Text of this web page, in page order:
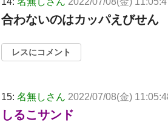
合わないのはカッパえびせん
レスにコメント
15: 名無しさん 2022/07/08(金)
しるこサンド